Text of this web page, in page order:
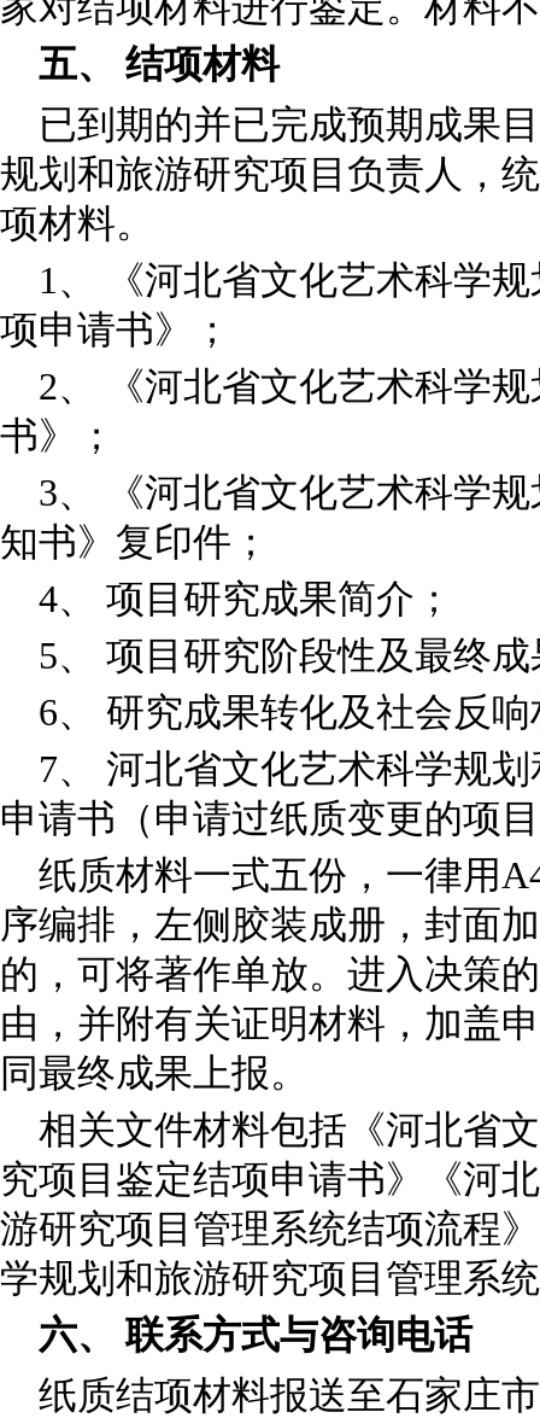
五、 结项材料
已到期的并已完成预期成果
规划和旅游研究项目负责人，
项材料。
1、 《河北省文化艺术科学
项申请书》；
2、 《河北省文化艺术科学
书》；
3、 《河北省文化艺术科学
知书》复印件；
4、 项目研究成果简介；
5、 项目研究阶段性及最终
6、 研究成果转化及社会反
7、 河北省文化艺术科学规
申请书（申请过纸质变更的项
纸质材料一式五份，一律用
序编排，左侧胶装成册，封面
的，可将著作单放。进入决策
由，并附有关证明材料，加盖
同最终成果上报。
相关文件材料包括《河北省
究项目鉴定结项申请书》《河
游研究项目管理系统结项流程
学规划和旅游研究项目管理系
六、 联系方式与咨询电话
纸质结项材料报送至石家庄